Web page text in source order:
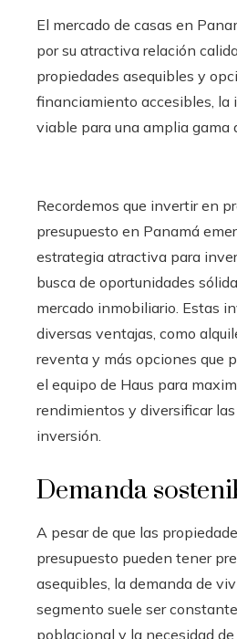
El mercado de casas en
por su atractiva relación
propiedades asequibles y
financiamiento accesibles, la
viable para una amplia gama
Recordemos que invertir en
presupuesto en Panamá
estrategia atractiva para
busca de oportunidades
mercado inmobiliario. Estas
diversas ventajas, como
reventa y más opciones que
el equipo de Haus para
rendimientos y diversificar
inversión.
Demanda
A pesar de que las
presupuesto pueden tener
asequibles, la demanda de
segmento suele ser
poblacional y la necesidad